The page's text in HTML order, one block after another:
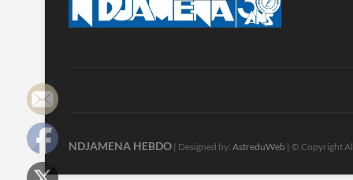
NDJAMENA HEBDO | Designed by: AstreduWeb | © Copyright